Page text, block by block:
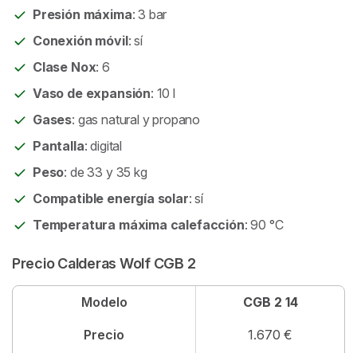
Presión máxima: 3 bar
Conexión móvil: sí
Clase Nox: 6
Vaso de expansión: 10 l
Gases: gas natural y propano
Pantalla: digital
Peso: de 33 y 35 kg
Compatible energía solar: sí
Temperatura máxima calefacción: 90 °C
Precio Calderas Wolf CGB 2
Modelo CGB 2 14
Precio 1.670 €